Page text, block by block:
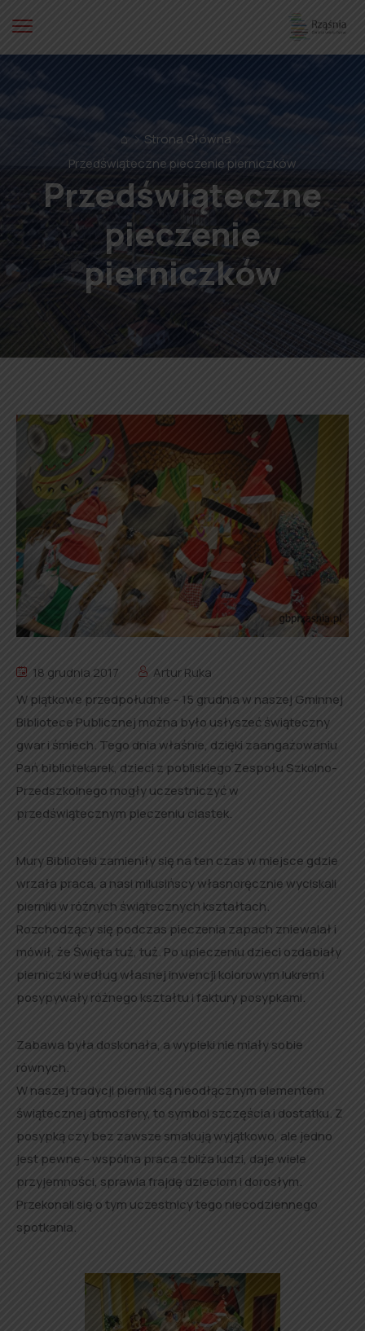
⌂
Strona Główna
Przedświąteczne pieczenie pierniczków
Przedświąteczne
pieczenie
pierniczków
18 grudnia 2017
Artur Ruka
W piątkowe przedpołudnie – 15 grudnia w naszej Gminnej
Bibliotece Publicznej można było usłyszeć świąteczny
gwar i śmiech. Tego dnia właśnie, dzięki zaangażowaniu
Pań bibliotekarek, dzieci z pobliskiego Zespołu Szkolno-
Przedszkolnego mogły uczestniczyć w
przedświątecznym pieczeniu ciastek.
Mury Biblioteki zamieniły się na ten czas w miejsce gdzie
wrzała praca, a nasi milusińscy własnoręcznie wyciskali
pierniki w różnych świątecznych kształtach.
Rozchodzący się podczas pieczenia zapach zniewalał i
mówił, że Święta tuż, tuż. Po upieczeniu dzieci ozdabiały
pierniczki według własnej inwencji kolorowym lukrem i
posypywały różnego kształtu i faktury posypkami.
Zabawa była doskonała, a wypieki nie miały sobie
równych.
W naszej tradycji pierniki są nieodłącznym elementem
świątecznej atmosfery, to symbol szczęścia i dostatku. Z
posypką czy bez zawsze smakują wyjątkowo, ale jedno
jest pewne – wspólna praca zbliża ludzi, daje wiele
przyjemności, sprawia frajdę dzieciom i dorosłym.
Przekonali się o tym uczestnicy tego niecodziennego
spotkania.